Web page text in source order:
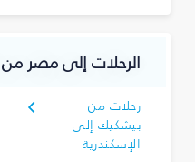
الرحلات إلى مصر من
رحلات من
بيشكيك إلى
الإسكندرية